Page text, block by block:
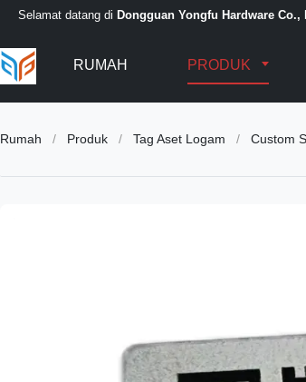
Selamat datang di Dongguan Yongfu Hardware Co.,
RUMAH PRODUK
Rumah / Produk / Tag Aset Logam / Custom